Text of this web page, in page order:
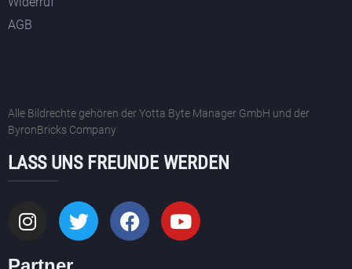
AGB
Alle Bildrechte gehören der Yotta Byte Manager GmbH und der
ByronBricks Company
LASS UNS FREUNDE WERDEN